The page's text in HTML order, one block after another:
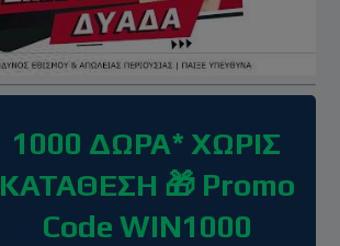
1000 ΔΩΡΑ* ΧΩΡΙΣ
ΚΑΤΑΘΕΣΗ 🎁 Promo
Code WIN1000